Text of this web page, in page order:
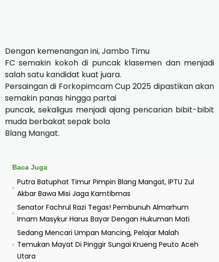
Dengan kemenangan ini, Jambo Timu
FC semakin kokoh di puncak klasemen dan menjadi
salah satu kandidat kuat juara.
Persaingan di Forkopimcam Cup 2025 dipastikan akan
semakin panas hingga partai
puncak, sekaligus menjadi ajang pencarian bibit-bibit
muda berbakat sepak bola
Blang Mangat.
Baca Juga
›
Putra Batuphat Timur Pimpin Blang Mangat, IPTU Zul
Akbar Bawa Misi Jaga Kamtibmas
›
Senator Fachrul Razi Tegas! Pembunuh Almarhum
Imam Masykur Harus Bayar Dengan Hukuman Mati
›
Sedang Mencari Umpan Mancing, Pelajar Malah
Temukan Mayat Di Pinggir Sungai Krueng Peuto Aceh
Utara